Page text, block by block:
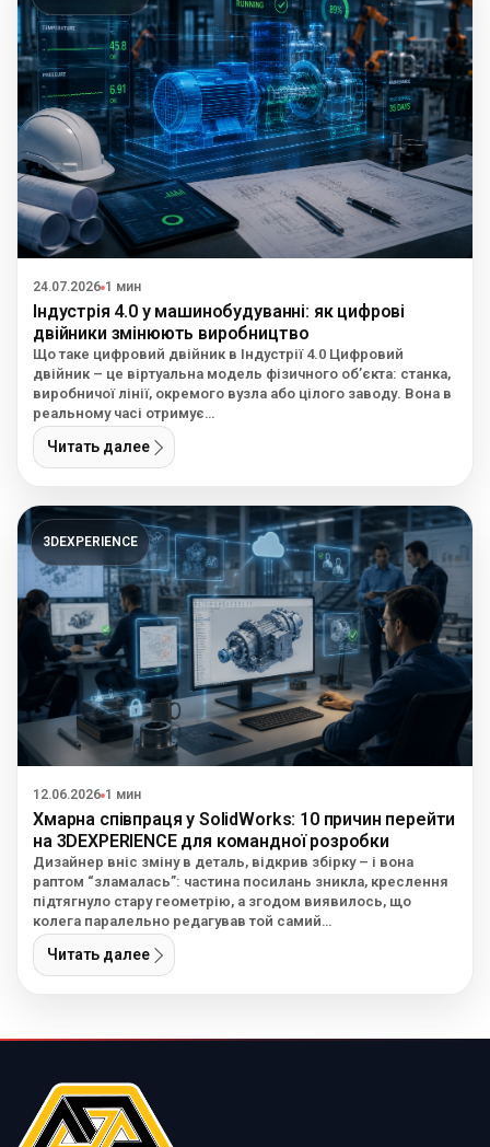
EN UA RU DE IT
Зв'язатися
24.07.2026 1 мин
Індустрія 4.0 у машинобудуванні: як цифрові
двійники змінюють виробництво
Що таке цифровий двійник в Індустрії 4.0 Цифровий
двійник – це віртуальна модель фізичного об’єкта: станка,
виробничої лінії, окремого вузла або цілого заводу. Вона в
реальному часі отримує…
Читать далее
3DEXPERIENCE
12.06.2026 1 мин
Хмарна співпраця у SolidWorks: 10 причин перейти
на 3DEXPERIENCE для командної розробки
Дизайнер вніс зміну в деталь, відкрив збірку – і вона
раптом “зламалась”: частина посилань зникла, креслення
підтягнуло стару геометрію, а згодом виявилось, що
колега паралельно редагував той самий…
Читать далее